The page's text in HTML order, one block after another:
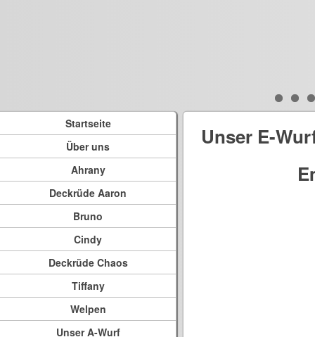
Startseite
Über uns
Ahrany
Deckrüde Aaron
Bruno
Cindy
Deckrüde Chaos
Tiffany
Welpen
Unser A-Wurf
Unser E-